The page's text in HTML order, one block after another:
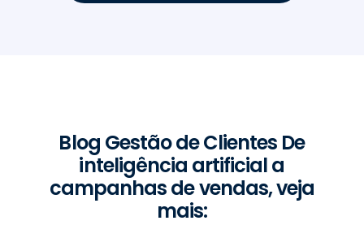
Blog Gestão de Clientes De
inteligência artificial a
campanhas de vendas, veja
mais: